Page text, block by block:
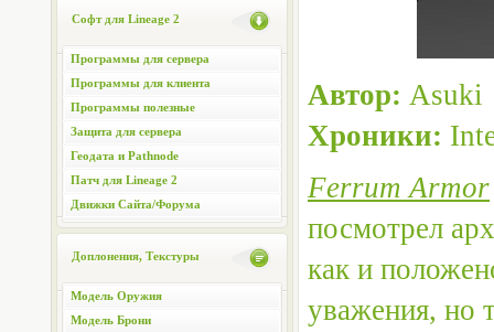
Софт для Lineage 2
Программы для сервера
Программы для клиента
Программы полезные
Защита для сервера
Геодата и Pathnode
Патч для Lineage 2
Движки Сайта/Форума
Доплонения, Текстуры
Модель Оружия
Модель Брони
Автор: Asuki
Хроники:
Ferrum Armor
посмотрел
как и
уважения, но